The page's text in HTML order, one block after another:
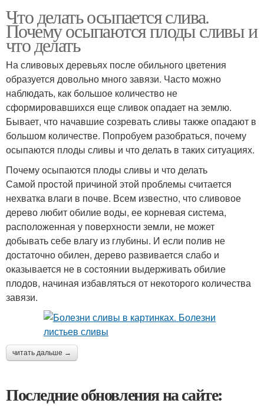
Что делать осыпается слива.
Почему осыпаются плоды сливы и
что делать
На сливовых деревьях после обильного цветения
образуется довольно много завязи. Часто можно
наблюдать, как большое количество не
сформировавшихся еще сливок опадает на землю.
Бывает, что начавшие созревать сливы также опадают в
большом количестве. Попробуем разобраться, почему
осыпаются плоды сливы и что делать в таких ситуациях.
Почему осыпаются плоды сливы и что делать
Самой простой причиной этой проблемы считается
нехватка влаги в почве. Всем известно, что сливовое
дерево любит обилие воды, ее корневая система,
расположенная у поверхности земли, не может
добывать себе влагу из глубины. И если полив не
достаточно обилен, дерево развивается слабо и
оказывается не в состоянии выдерживать обилие
плодов, начиная избавляться от некоторого количества
завязи.
читать дальше →
Последние обновления на сайте: